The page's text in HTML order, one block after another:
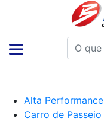
Alta Performance
Carro de Passeio